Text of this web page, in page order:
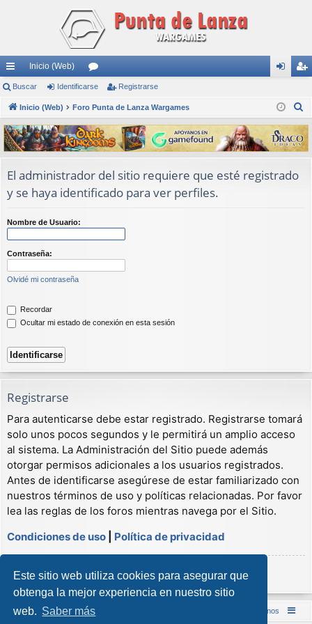
Este sitio web utiliza cookies para asegurar que
obtenga la mejor experiencia en nuestro sitio
web. Saber más
nl
ac
es
rá
pi
do
Inicio (Web)
or
os nti
fic
ar
ist
ra
rs
Buscar Identificarse Registrarse
Inicio (Web) Foro Punta de Lanza Wargames
s
c
El administrador del sitio requiere que esté registrado
y se haya identificado para ver perfiles.
Nombre de Usuario:
Contraseña:
Olvidé mi contraseña
Recordar
Ocultar mi estado de conexión en esta sesión
Registrarse
Para autenticarse debe estar registrado. Registrarse tomará
solo unos pocos segundos y le permitirá un amplio acceso
al sistema. La Administración del Sitio puede además
otorgar permisos adicionales a los usuarios registrados.
Antes de identificarse asegúrese de estar familiarizado con
nuestros términos de uso y políticas relacionadas. Por favor
lea las reglas de los foros mientras navega por el Sitio.
Condiciones de uso
Política de privacidad
Registrarse
Inicio (Web) Foro Punta de Lanza Wargames Contáctenos